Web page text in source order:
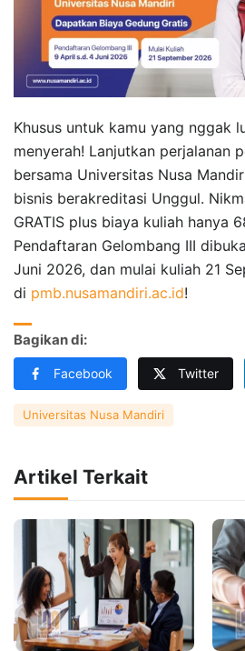
Khusus untuk kamu yang nggak
menyerah! Lanjutkan perjalanan
bersama Universitas Nusa
bisnis berakreditasi Unggul.
GRATIS plus biaya kuliah hanya
Pendaftaran Gelombang III
Juni 2026, dan mulai kuliah 21
di pmb.nusamandiri.ac.id!
Bagikan di:
Facebook Twitter
Universitas Nusa Mandiri
Artikel Terkait